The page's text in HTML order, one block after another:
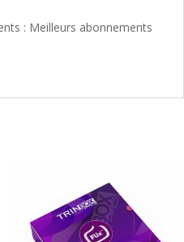
: Meilleurs abonnements